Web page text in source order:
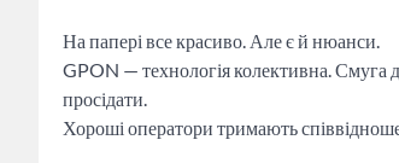
На папері все красиво. Але є й нюанси.
GPON — технологія колективна. Смуга
просідати.
Хороші оператори тримають